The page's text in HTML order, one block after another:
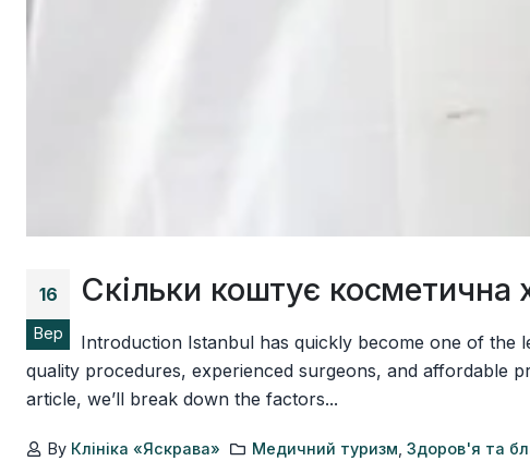
16
Вер
Скільки коштує косметична
Introduction Istanbul has quickly become one of the
quality procedures, experienced surgeons, and affordable
article, we’ll break down the factors...
By Клініка «Яскрава» Медичний туризм Здоров'я та